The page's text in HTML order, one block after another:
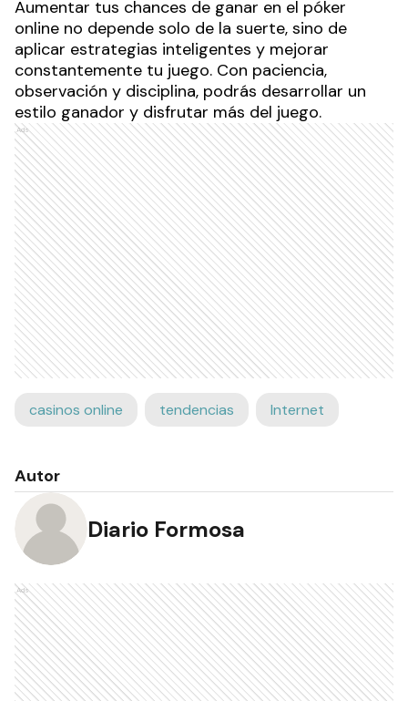
Aumentar tus chances de ganar en el póker
online no depende solo de la suerte, sino de
aplicar estrategias inteligentes y mejorar
constantemente tu juego. Con paciencia,
observación y disciplina, podrás desarrollar un
estilo ganador y disfrutar más del juego.
Ads
casinos online tendencias Internet
Autor
Diario Formosa
Ads